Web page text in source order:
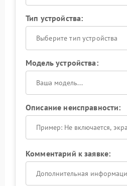
Тип устройства:
Выберите тип устройства
Модель устройства:
Описание неисправности:
Комментарий к заявке: